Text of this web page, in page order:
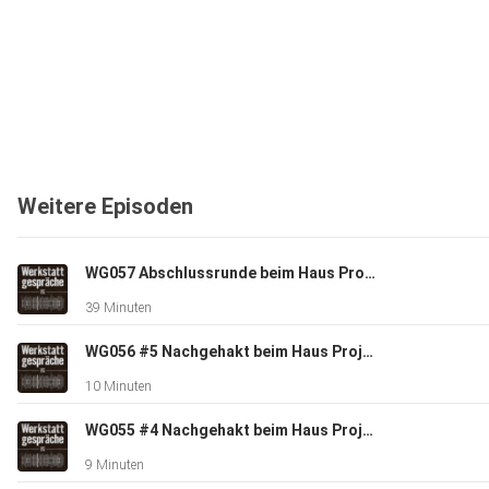
Weitere Episoden
WG057 Abschlussrunde beim Haus Projekt von The Real Life Guys
39 Minuten
WG056 #5 Nachgehakt beim Haus Projekt von The Real Life Guys
10 Minuten
WG055 #4 Nachgehakt beim Haus Projekt von The Real Life Guys
9 Minuten